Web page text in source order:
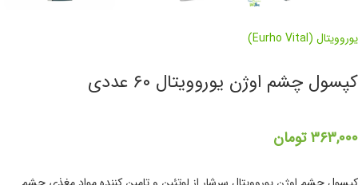
یوروویتال (Eurho Vital)
کپسول چشم اوژن یوروویتال ۶۰ عددی
۳۶۳,۰۰۰ تومان